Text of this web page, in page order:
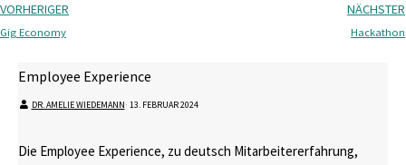
VORHERIGER
Gig Economy
NÄCHSTER
Hackathon
Employee Experience
DR. AMELIE WIEDEMANN⋅ 13. FEBRUAR 2024
Die Employee Experience, zu deutsch Mitarbeitererfahrung,